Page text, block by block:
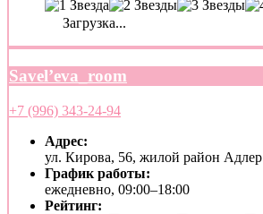
Загрузка...
Savel’eva_room
+7 (996) 343-24-94
Адрес:
ул. Кирова, 56, жилой район Адлер
График работы:
ежедневно, 09:00–18:00
Рейтинг: